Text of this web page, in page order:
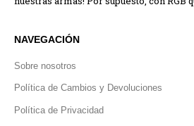
NAVEGACIÓN
Sobre nosotros
Política de Cambios y Devoluciones
Política de Privacidad